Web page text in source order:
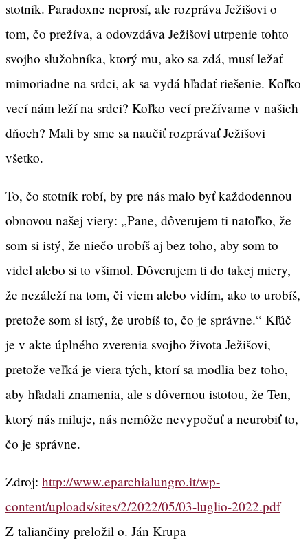
stotník. Paradoxne neprosí, ale rozpráva Ježišovi o
tom, čo prežíva, a odovzdáva Ježišovi utrpenie tohto
svojho služobníka, ktorý mu, ako sa zdá, musí ležať
mimoriadne na srdci, ak sa vydá hľadať riešenie. Koľko
vecí nám leží na srdci? Koľko vecí prežívame v našich
dňoch? Mali by sme sa naučiť rozprávať Ježišovi
všetko.
To, čo stotník robí, by pre nás malo byť každodennou
obnovou našej viery: „Pane, dôverujem ti natoľko, že
som si istý, že niečo urobíš aj bez toho, aby som to
videl alebo si to všimol. Dôverujem ti do takej miery,
že nezáleží na tom, či viem alebo vidím, ako to urobíš,
pretože som si istý, že urobíš to, čo je správne.“ Kľúč
je v akte úplného zverenia svojho života Ježišovi,
pretože veľká je viera tých, ktorí sa modlia bez toho,
aby hľadali znamenia, ale s dôvernou istotou, že Ten,
ktorý nás miluje, nás nemôže nevypočuť a neurobiť to,
čo je správne.
Zdroj: http://www.eparchialungro.it/wp-
content/uploads/sites/2/2022/05/03-luglio-2022.pdf
Z taliančiny preložil o. Ján Krupa